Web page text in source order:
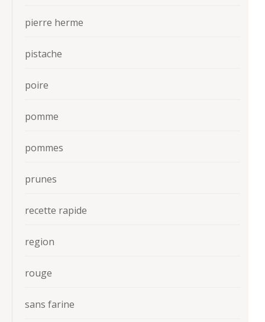
pierre herme
pistache
poire
pomme
pommes
prunes
recette rapide
region
rouge
sans farine